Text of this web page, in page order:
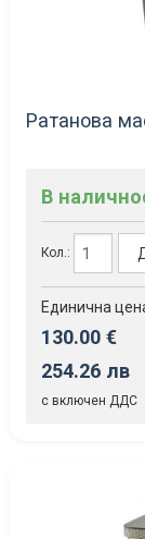
Ратанова
В
Кол.:
Единична
130.00 €
254.26 лв
с включен ДДС